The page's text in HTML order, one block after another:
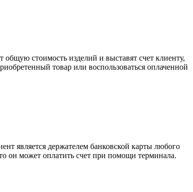
стоимость изделий и выставят счет клиенту,
товар или воспользоваться оплаченной
является держателем банковской карты любого
он может оплатить счет при помощи терминала.